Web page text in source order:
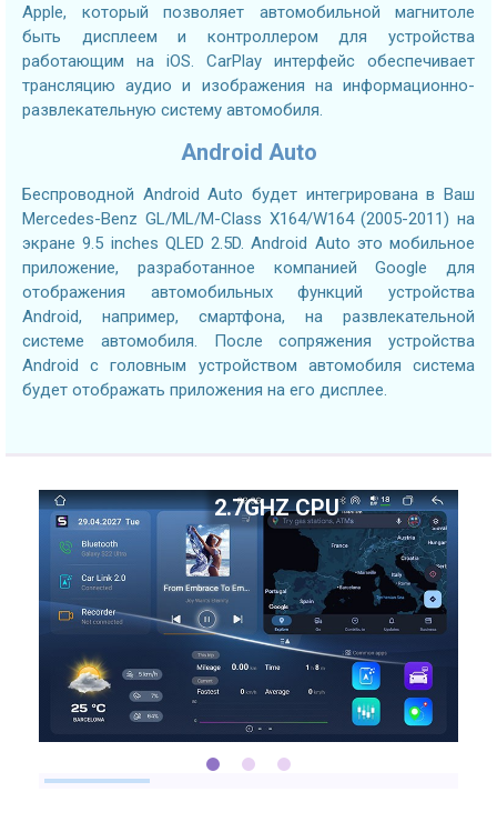
Apple, который позволяет автомобильной магнитоле
быть дисплеем и контроллером для устройства
работающим на iOS. CarPlay интерфейс обеспечивает
трансляцию аудио и изображения на информационно-
развлекательную систему автомобиля.
Android Auto
Беспроводной Android Auto будет интегрирована в Ваш
Mercedes-Benz GL/ML/M-Class X164/W164 (2005-2011) на
экране 9.5 inches QLED 2.5D. Android Auto это мобильное
приложение, разработанное компанией Google для
отображения автомобильных функций устройства
Android, например, смартфона, на развлекательной
системе автомобиля. После сопряжения устройства
Android с головным устройством автомобиля система
будет отображать приложения на его дисплее.
2.7GHZ CPU